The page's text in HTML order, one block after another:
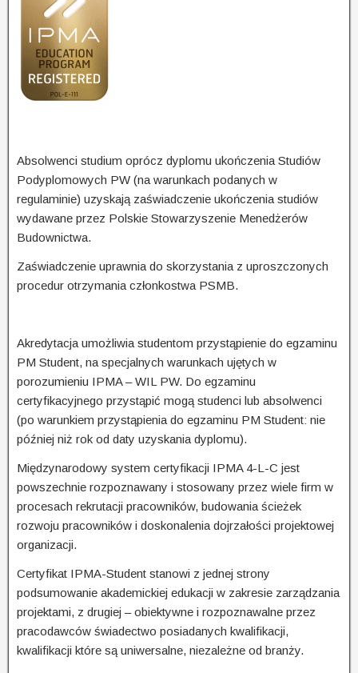
Absolwenci studium oprócz dyplomu ukończenia Studiów
Podyplomowych PW (na warunkach podanych w
regulaminie) uzyskają zaświadczenie ukończenia studiów
wydawane przez Polskie Stowarzyszenie Menedżerów
Budownictwa.
Zaświadczenie uprawnia do skorzystania z uproszczonych
procedur otrzymania członkostwa PSMB.
Akredytacja umożliwia studentom przystąpienie do egzaminu
PM Student, na specjalnych warunkach ujętych w
porozumieniu IPMA – WIL PW. Do egzaminu
certyfikacyjnego przystąpić mogą studenci lub absolwenci
(po warunkiem przystąpienia do egzaminu PM Student: nie
później niż rok od daty uzyskania dyplomu).
Międzynarodowy system certyfikacji IPMA 4-L-C jest
powszechnie rozpoznawany i stosowany przez wiele firm w
procesach rekrutacji pracowników, budowania ścieżek
rozwoju pracowników i doskonalenia dojrzałości projektowej
organizacji.
Certyfikat IPMA-Student stanowi z jednej strony
podsumowanie akademickiej edukacji w zakresie zarządzania
projektami, z drugiej – obiektywne i rozpoznawalne przez
pracodawców świadectwo posiadanych kwalifikacji,
kwalifikacji które są uniwersalne, niezależne od branży.